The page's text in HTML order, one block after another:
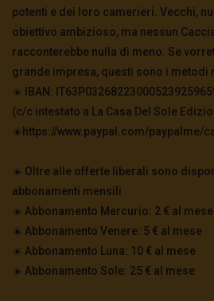
potenti e dei loro camerieri. Vecchi,
obiettivo ambizioso, ma nessun
racconterebbe nulla di meno. Se
grande impresa, questi sono i metodi
☀️ IBAN:
(c/c intestato a La Casa Del Sole
☀️https://www.paypal.com/paypalme/
☀️ Oltre alle offerte liberali sono
abbonamenti mensili
☀️ Abbonamento Mercurio: 2 € al mese
☀️ Abbonamento Venere: 5 € al mese
☀️ Abbonamento Luna: 10 € al mese
☀️ Abbonamento Sole: 25 € al mese